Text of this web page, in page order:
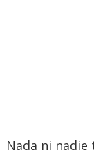
Nada ni